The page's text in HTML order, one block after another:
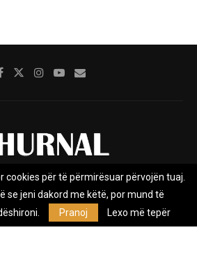
Impresumi Marketing
Privacy Policy
e Lajmeve e pavarur, e themeluar në vitin
cookies për të përmirësuar përvojën tuaj.
se jeni dakord me këtë, por mund të
Pranoj Lexo më tepër